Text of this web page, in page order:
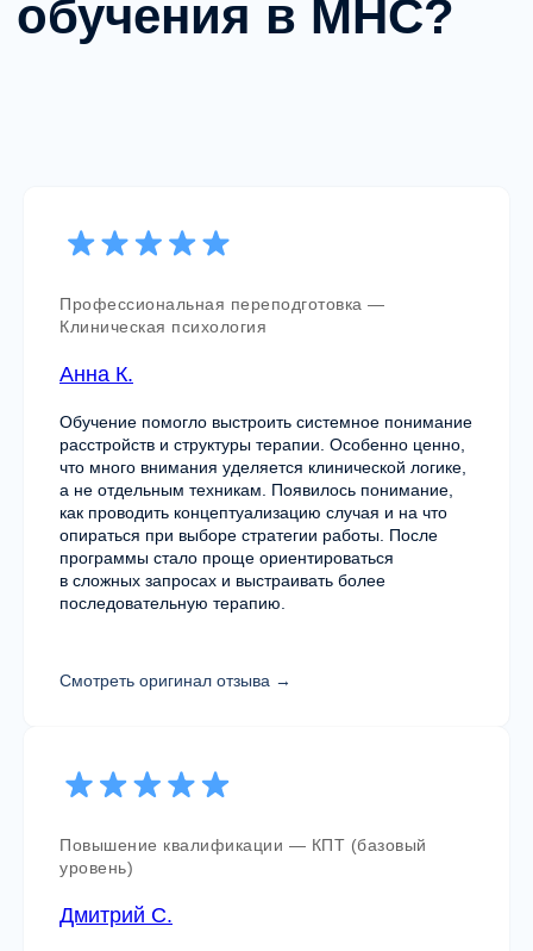
Профессиональная переподготовка —
Клиническая психология
Анна К.
Обучение помогло выстроить системное понимание
расстройств и структуры терапии. Особенно ценно,
что много внимания уделяется клинической логике,
а не отдельным техникам. Появилось понимание,
как проводить концептуализацию случая и на что
опираться при выборе стратегии работы. После
программы стало проще ориентироваться
в сложных запросах и выстраивать более
последовательную терапию.
Смотреть оригинал отзыва →
Повышение квалификации — КПТ (базовый
уровень)
Дмитрий С.
FAQ и контакты
Если вы не уверены, с чего начать —
напишите нам. Поможем определить точку
входа и подскажем подходящий формат.